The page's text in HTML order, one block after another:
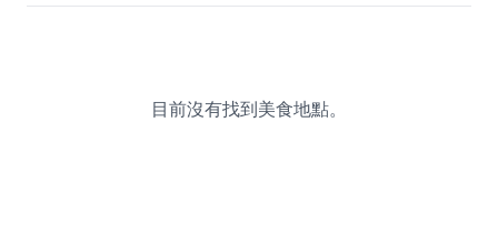
目前沒有找到美食地點。